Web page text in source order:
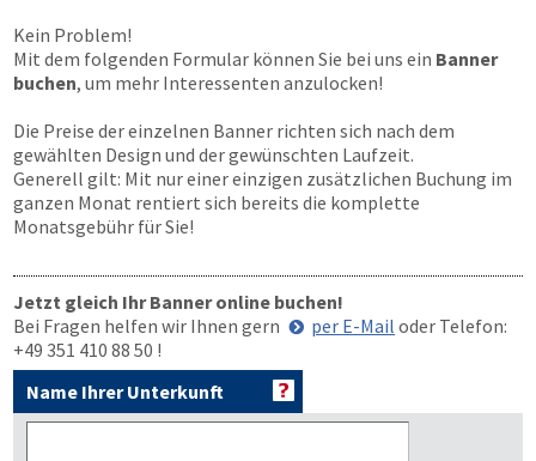
Kein Problem!
Mit dem folgenden Formular können Sie bei uns ein Banner
buchen, um mehr Interessenten anzulocken!
Die Preise der einzelnen Banner richten sich nach dem
gewählten Design und der gewünschten Laufzeit.
Generell gilt: Mit nur einer einzigen zusätzlichen Buchung im
ganzen Monat rentiert sich bereits die komplette
Monatsgebühr für Sie!
Jetzt gleich Ihr Banner online buchen!
Bei Fragen helfen wir Ihnen gern
per E-Mail oder Telefon:
+49 351 410 88 50 !
Name Ihrer Unterkunft